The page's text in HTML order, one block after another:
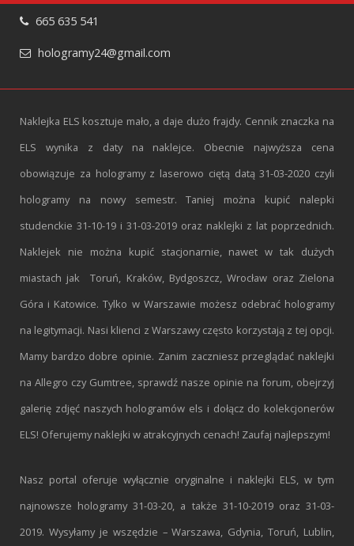
665 635 541
hologramy24@gmail.com
Naklejka ELS kosztuje mało, a daje dużo frajdy. Cennik znaczka na
ELS wynika z daty na naklejce. Obecnie najwyższa cena
obowiązuje za hologramy z laserowo ciętą datą 31-03-2020 czyli
hologramy na nowy semestr. Taniej można kupić nalepki
studenckie 31-10-19 i 31-03-2019 oraz naklejki z lat poprzednich.
Naklejek nie można kupić stacjonarnie, nawet w tak dużych
miastach jak Toruń, Kraków, Bydgoszcz, Wrocław oraz Zielona
Góra i Katowice. Tylko w Warszawie możesz odebrać hologramy
na legitymacji. Nasi klienci z Warszawy często korzystają z tej opcji.
Mamy bardzo dobre opinie. Zanim zaczniesz przeglądać naklejki
na Allegro czy Gumtree, sprawdź nasze opinie na forum, obejrzyj
galerię zdjęć naszych hologramów els i dołącz do kolekcjonerów
ELS! Oferujemy naklejki w atrakcyjnych cenach! Zaufaj najlepszym!
Nasz portal oferuje wyłącznie oryginalne i naklejki ELS, w tym
najnowsze hologramy 31-03-20, a także 31-10-2019 oraz 31-03-
2019. Wysyłamy je wszędzie – Warszawa, Gdynia, Toruń, Lublin,